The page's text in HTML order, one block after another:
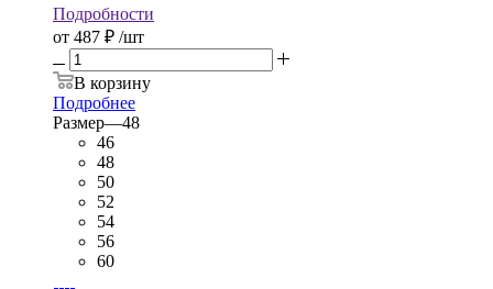
Подробности
от 487 ₽ /шт
В корзину
Подробнее
Размер—48
46
48
50
52
54
56
60